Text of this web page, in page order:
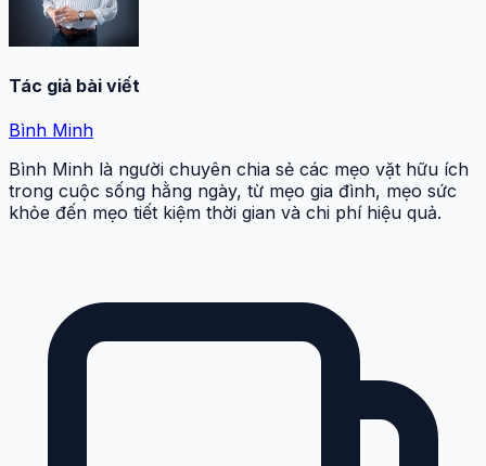
Tác giả bài viết
Bình Minh
Bình Minh là người chuyên chia sẻ các mẹo vặt hữu ích
trong cuộc sống hằng ngày, từ mẹo gia đình, mẹo sức
khỏe đến mẹo tiết kiệm thời gian và chi phí hiệu quả.